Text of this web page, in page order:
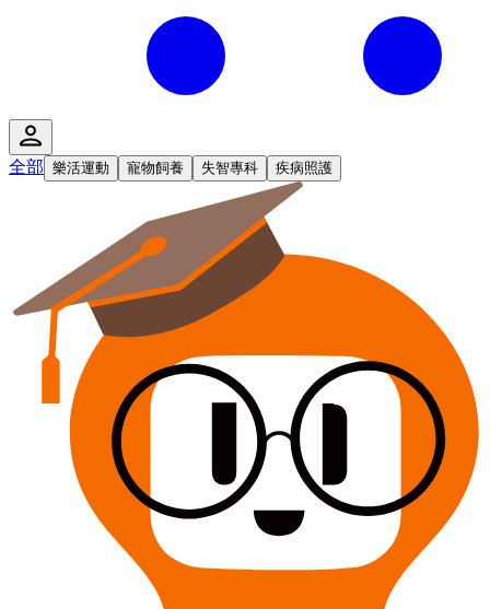
全部 樂活運動 寵物飼養 失智專科 疾病照護